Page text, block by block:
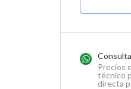
Precios
técnico
directa